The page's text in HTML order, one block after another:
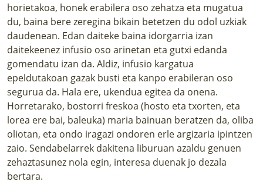
horietakoa, honek erabilera oso zehatza eta mugatua
du, baina bere zeregina bikain betetzen du odol uzkiak
daudenean. Edan daiteke baina idorgarria izan
daitekeenez infusio oso arinetan eta gutxi edanda
gomendatu izan da. Aldiz, infusio kargatua
epeldutakoan gazak busti eta kanpo erabileran oso
segurua da. Hala ere, ukendua egitea da onena.
Horretarako, bostorri freskoa (hosto eta txorten, eta
lorea ere bai, baleuka) maria bainuan beratzen da, oliba
oliotan, eta ondo iragazi ondoren erle argizaria ipintzen
zaio. Sendabelarrek dakitena liburuan azaldu genuen
zehaztasunez nola egin, interesa duenak jo dezala
bertara.